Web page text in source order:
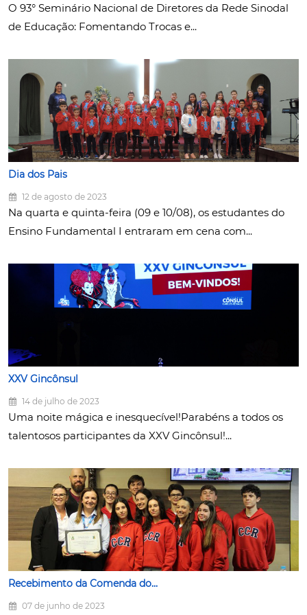
O 93° Seminário Nacional de Diretores da Rede Sinodal
de Educação: Fomentando Trocas e...
Dia dos Pais
12 de agosto de 2023
Na quarta e quinta-feira (09 e 10/08), os estudantes do
Ensino Fundamental I entraram em cena com...
XXV Gincônsul
14 de julho de 2023
Uma noite mágica e inesquecível!Parabéns a todos os
talentosos participantes da XXV Gincônsul!...
Recebimento da Comenda do...
07 de junho de 2023